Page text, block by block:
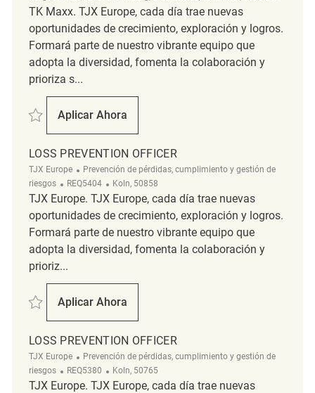
TK Maxx. TJX Europe, cada día trae nuevas
oportunidades de crecimiento, exploración y logros.
Formará parte de nuestro vibrante equipo que
adopta la diversidad, fomenta la colaboración y
prioriza s...
Salvar Loss Prevention Officer REQ121840
Aplicar Ahora
Loss Prevention Officer
LOSS PREVENTION OFFICER
TJX Europe Categoría
Prevención de pérdidas, cumplimiento y gestión de
riesgos
ReqId
REQ5404 Ubicación
Koln, 50858
TJX Europe. TJX Europe, cada día trae nuevas
oportunidades de crecimiento, exploración y logros.
Formará parte de nuestro vibrante equipo que
adopta la diversidad, fomenta la colaboración y
prioriz...
Salvar Loss Prevention Officer REQ5404
Aplicar Ahora
Loss Prevention Officer
LOSS PREVENTION OFFICER
TJX Europe Categoría
Prevención de pérdidas, cumplimiento y gestión de
riesgos
ReqId
REQ5380 Ubicación
Koln, 50765
TJX Europe. TJX Europe, cada día trae nuevas